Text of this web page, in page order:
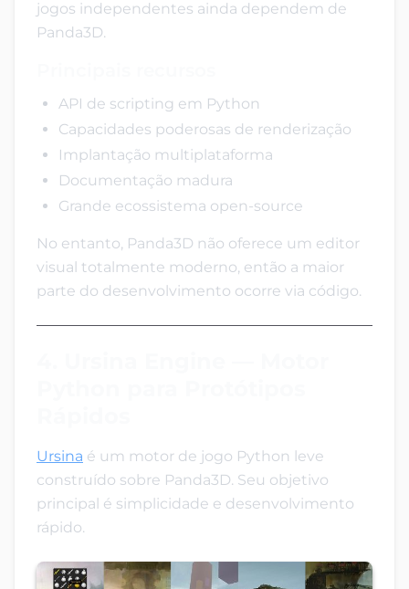
jogos independentes ainda dependem de
Panda3D.
API de scripting em Python
Capacidades poderosas de renderização
Implantação multiplataforma
Documentação madura
Grande ecossistema open-source
No entanto, Panda3D não oferece um editor
visual totalmente moderno, então a maior
parte do desenvolvimento ocorre via código.
Ursina é um motor de jogo Python leve
construído sobre Panda3D. Seu objetivo
principal é simplicidade e desenvolvimento
rápido.